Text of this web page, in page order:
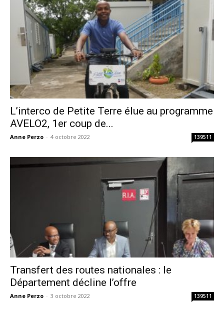
L’interco de Petite Terre élue au programme
AVELO2, 1er coup de...
Anne Perzo - 4 octobre 2022 139511
Transfert des routes nationales : le
Département décline l’offre
Anne Perzo - 3 octobre 2022 139511